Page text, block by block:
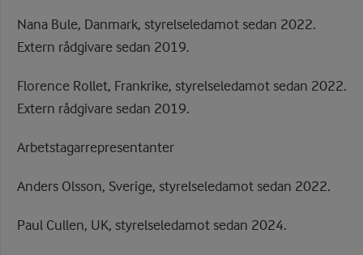
Nana Bule, Danmark, styrelseledamot sedan 2022.
Extern rådgivare sedan 2019.
Florence Rollet, Frankrike, styrelseledamot sedan 2022.
Extern rådgivare sedan 2019.
Arbetstagarrepresentanter
Anders Olsson, Sverige, styrelseledamot sedan 2022.
Paul Cullen, UK, styrelseledamot sedan 2024.